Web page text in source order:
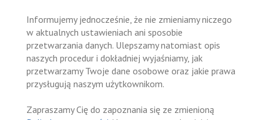
Informujemy jednocześnie, że nie zmieniamy niczego
w aktualnych ustawieniach ani sposobie
przetwarzania danych. Ulepszamy natomiast opis
naszych procedur i dokładniej wyjaśniamy, jak
przetwarzamy Twoje dane osobowe oraz jakie prawa
przysługują naszym użytkownikom.
Zapraszamy Cię do zapoznania się ze zmienioną